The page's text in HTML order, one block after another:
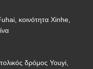
κοινότητα Xinhe,
δρόμος Youyi,